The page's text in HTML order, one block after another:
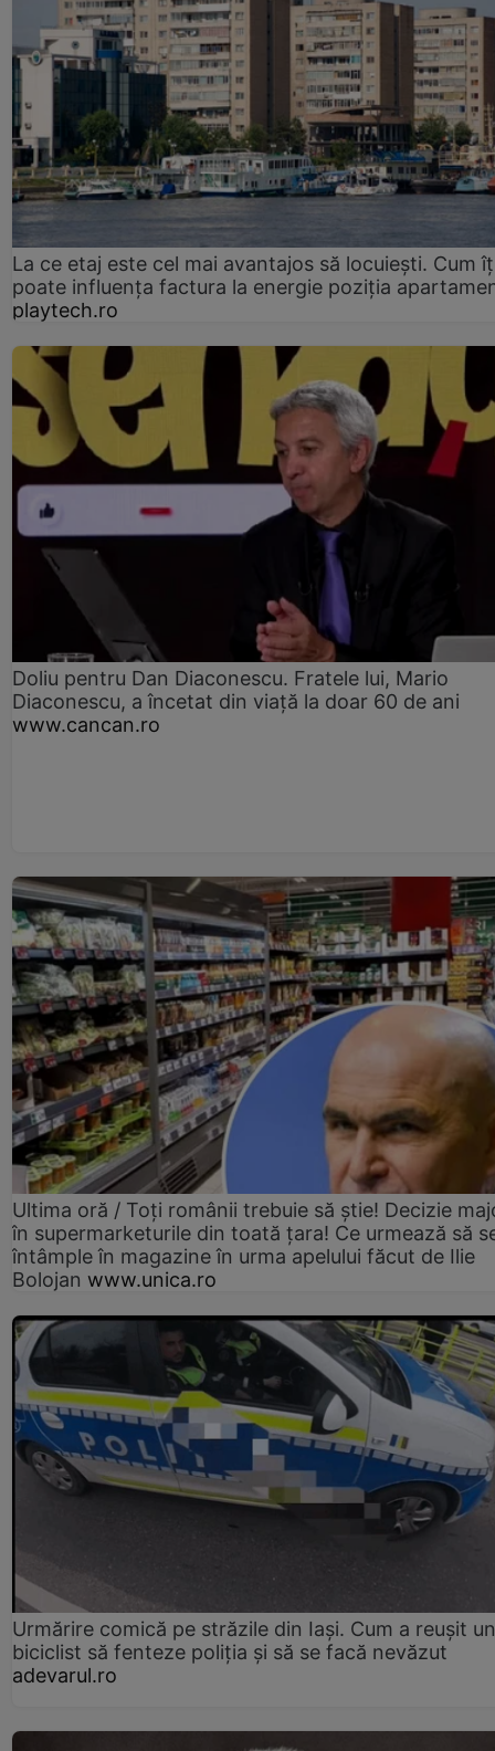
La ce etaj este cel mai avantajos să locuiești. Cum
poate influența factura la energie poziția
playtech.ro
Doliu pentru Dan Diaconescu. Fratele lui, Mario
Diaconescu, a încetat din viață la doar 60 de ani
www.cancan.ro
Ultima oră / Toți românii trebuie să știe! Decizie
în supermarketurile din toată țara! Ce urmează să
întâmple în magazine în urma apelului făcut de Ilie
Bolojan www.unica.ro
Urmărire comică pe străzile din Iași. Cum a reușit un
biciclist să fenteze poliția și să se facă nevăzut
adevarul.ro